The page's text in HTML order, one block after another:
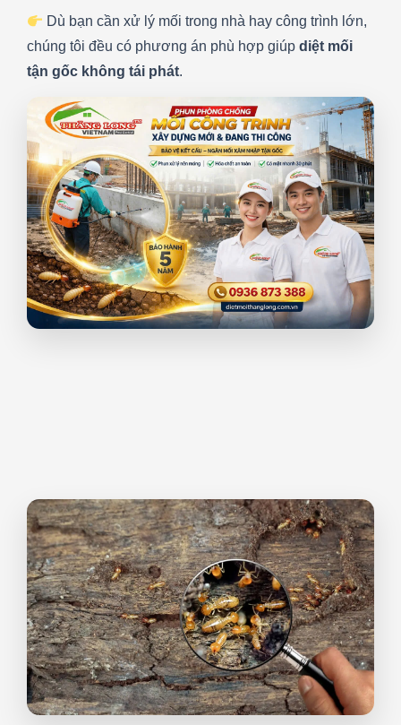
Dù bạn cần xử lý mối trong nhà hay công trình lớn,
chúng tôi đều có phương án phù hợp giúp diệt mối
tận gốc không tái phát.